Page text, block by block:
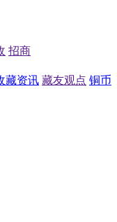
招商
藏资讯 藏友观点 铜币